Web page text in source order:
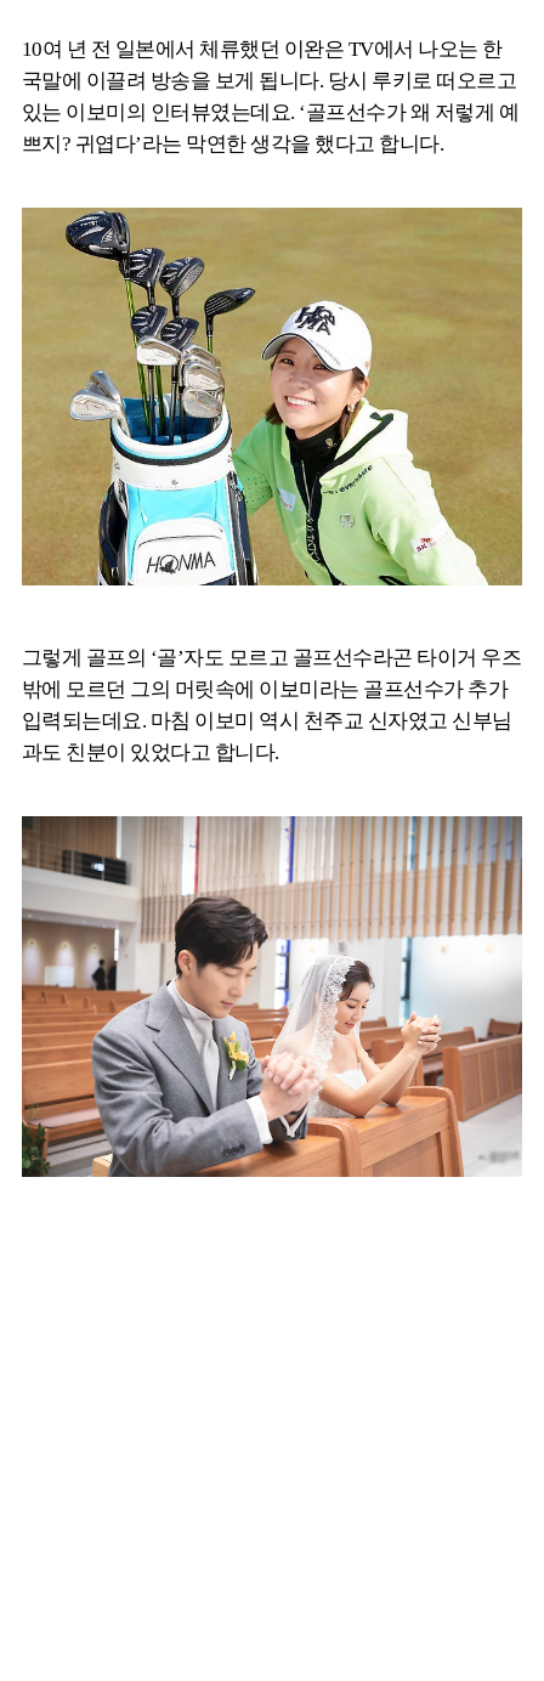
10여 년 전 일본에서 체류했던 이완은 TV에서 나오는 한
국말에 이끌려 방송을 보게 됩니다. 당시 루키로 떠오르고
있는 이보미의 인터뷰였는데요. ‘골프선수가 왜 저렇게 예
쁘지? 귀엽다’라는 막연한 생각을 했다고 합니다.
그렇게 골프의 ‘골’자도 모르고 골프선수라곤 타이거 우즈
밖에 모르던 그의 머릿속에 이보미라는 골프선수가 추가
입력되는데요. 마침 이보미 역시 천주교 신자였고 신부님
과도 친분이 있었다고 합니다.